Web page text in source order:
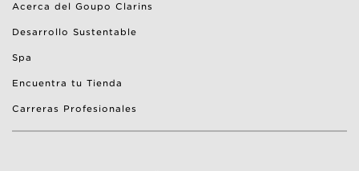
Acerca del Goupo Clarins
Desarrollo Sustentable
Spa
Encuentra tu Tienda
Carreras Profesionales